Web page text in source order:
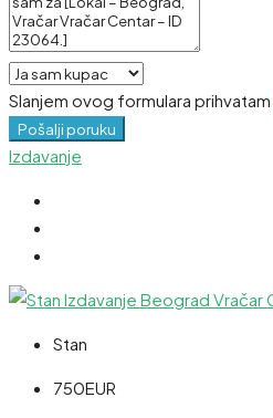
Slanjem ovog formulara prihvatam
Pošalji poruku
Izdavanje
Stan
750EUR